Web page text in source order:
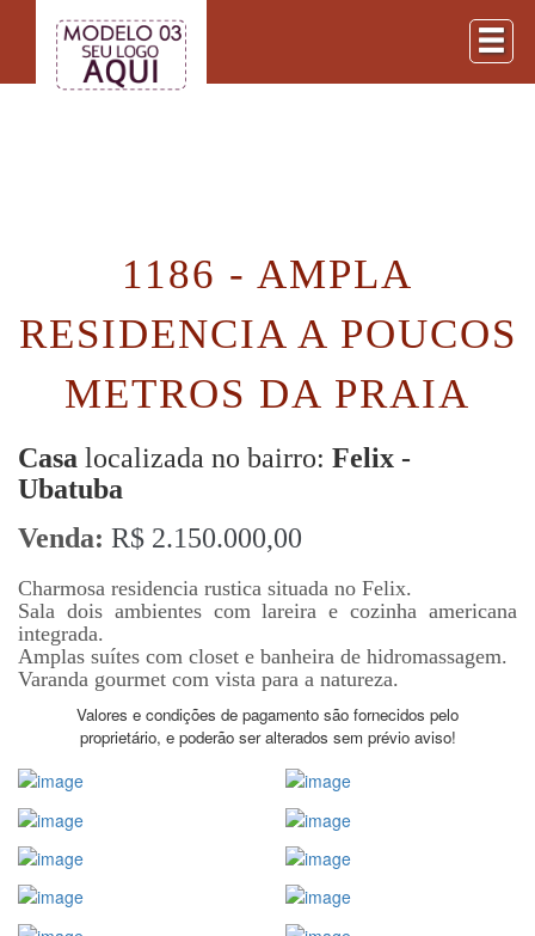
1186 - AMPLA
RESIDENCIA A POUCOS
METROS DA PRAIA
Casa localizada no bairro: Felix -
Ubatuba
Venda: R$ 2.150.000,00
Charmosa residencia rustica situada no Felix.
Sala dois ambientes com lareira e cozinha americana
integrada.
Amplas suítes com closet e banheira de hidromassagem.
Varanda gourmet com vista para a natureza.
Valores e condições de pagamento são fornecidos pelo
proprietário, e poderão ser alterados sem prévio aviso!